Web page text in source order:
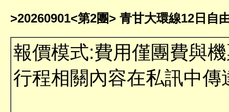
>20260901<第2團> 青甘大環線12日自
報價模式:費用僅團費與
行程相關內容在私訊中傳